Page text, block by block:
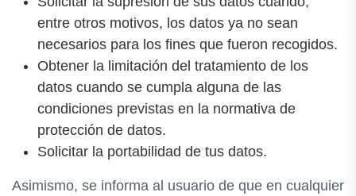
entre otros motivos, los datos ya no sean
necesarios para los fines que fueron recogidos.
Obtener la limitación del tratamiento de los
datos cuando se cumpla alguna de las
condiciones previstas en la normativa de
protección de datos.
Solicitar la portabilidad de tus datos.
Asimismo, se informa al usuario de que en cualquier